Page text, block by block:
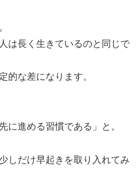
は長く生きているのと同じで
的な差になります。
に進める習慣である」と。
しだけ早起きを取り入れてみ